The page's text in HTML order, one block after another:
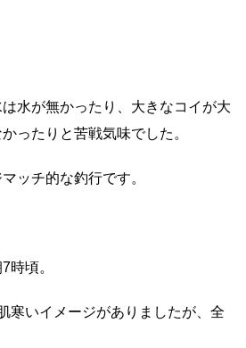
水が無かったり、大きなコイが大
ったりと苦戦気味でした。
ッチ的な釣行です。
時頃。
寒いイメージがありましたが、全